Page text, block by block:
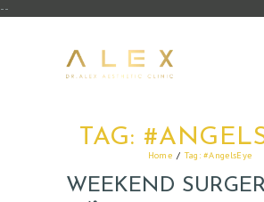
--
TAG:
Home Tag: #AngelsEye
WEEKEND